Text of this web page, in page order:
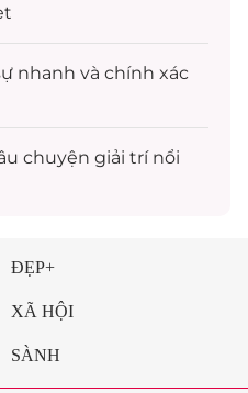
nhanh và chính xác
chuyện giải trínổi
ĐẸP+
XÃ HỘI
SÀNH